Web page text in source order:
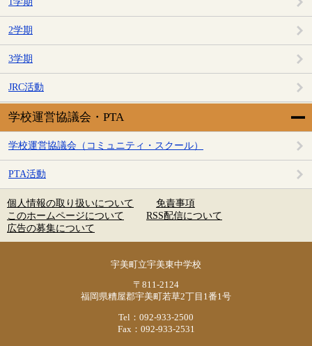
2学期
3学期
JRC活動
学校運営協議会・PTA
学校運営協議会（コミュニティ・スクール）
PTA活動
個人情報の取り扱いについて
免責事項
このホームページについて
RSS配信について
広告の募集について
宇美町立宇美東中学校
〒811-2124
福岡県糟屋郡宇美町若草2丁目1番1号
Tel：092-933-2500
Fax：092-933-2531